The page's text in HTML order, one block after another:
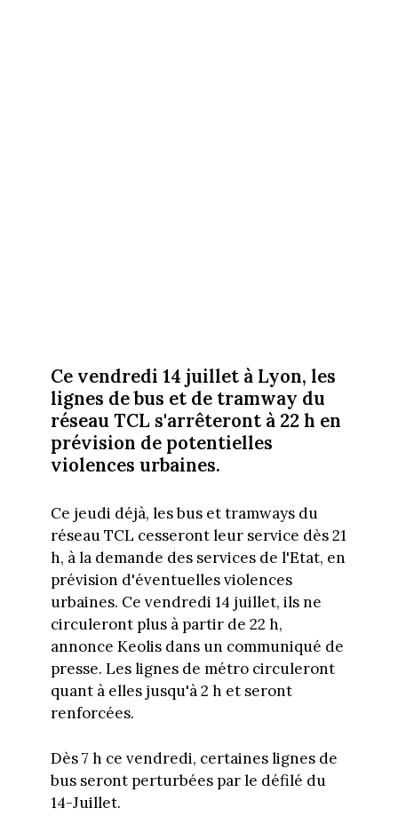
Ce vendredi 14 juillet à Lyon, les
lignes de bus et de tramway du
réseau TCL s'arrêteront à 22 h en
prévision de potentielles
violences urbaines.
Ce jeudi déjà, les bus et tramways du
réseau TCL cesseront leur service dès 21
h, à la demande des services de l'Etat, en
prévision d'éventuelles violences
urbaines. Ce vendredi 14 juillet, ils ne
circuleront plus à partir de 22 h,
annonce Keolis dans un communiqué de
presse. Les lignes de métro circuleront
quant à elles jusqu'à 2 h et seront
renforcées.
Dès 7 h ce vendredi, certaines lignes de
bus seront perturbées par le défilé du
14-Juillet.